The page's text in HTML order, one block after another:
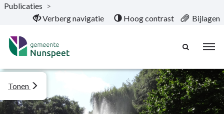
Naar hoofdinhoud
Publicaties >
Verberg navigatie
Hoog contrast Bijlagen
Tonen